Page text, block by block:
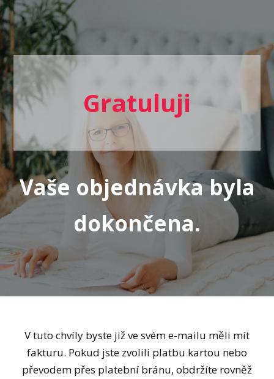
Gratuluji
Vaše objednávka byla
dokončena.
V tuto chvíly byste již ve svém e-mailu měli mít
fakturu. Pokud jste zvolili platbu kartou nebo
převodem přes platební bránu, obdržíte rovněž